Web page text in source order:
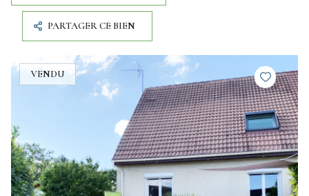
PARTAGER CE BIEN
VENDU